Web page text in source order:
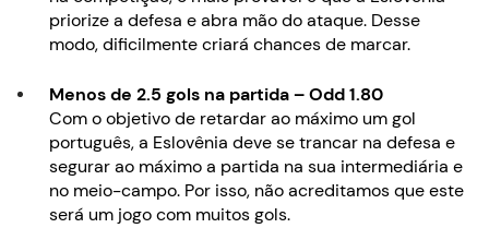
priorize a defesa e abra mão do ataque. Desse
modo, dificilmente criará chances de marcar.
Menos de 2.5 gols na partida – Odd 1.80
Com o objetivo de retardar ao máximo um gol
português, a Eslovênia deve se trancar na defesa e
segurar ao máximo a partida na sua intermediária e
no meio-campo. Por isso, não acreditamos que este
será um jogo com muitos gols.